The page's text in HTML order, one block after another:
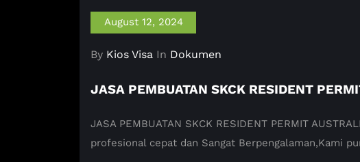
August 12, 2024
By Kios Visa In Dokumen
JASA PEMBUATAN SKCK RESIDENT
JASA PEMBUATAN SKCK RESIDENT PERMIT
profesional cepat dan Sangat Berpengalaman,Kami